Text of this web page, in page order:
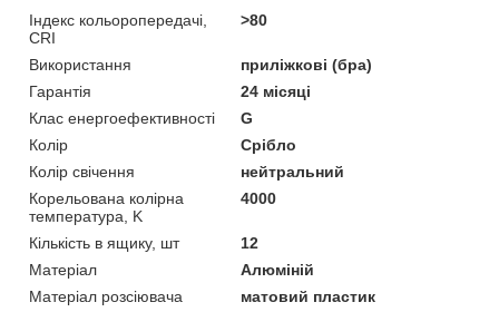
Індекс кольоропередачі,
CRI
>80
Використання
приліжкові (бра)
Гарантія
24 місяці
Клас енергоефективності
G
Колір
Срібло
Колір свічення
нейтральний
Корельована колірна
температура, K
4000
Кількість в ящику, шт
12
Матеріал
Алюміній
Матеріал розсіювача
матовий пластик